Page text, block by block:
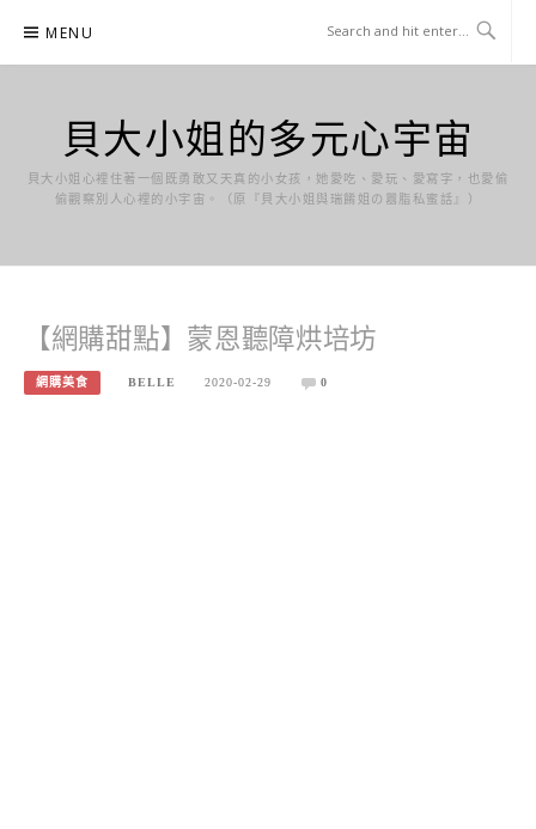
content
MENU
貝大小姐的多元心宇宙
貝大小姐心裡住著一個既勇敢又天真的小女孩，她愛吃、愛玩、愛寫字，也愛偷
偷觀察別人心裡的小宇宙。（原『貝大小姐與瑞餚姐の囂脂私蜜話』）
【網購甜點】蒙恩聽障烘培坊
網購美食 BELLE 2020-02-29 0